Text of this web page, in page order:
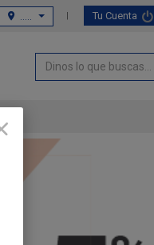
Tu Cuenta
.....